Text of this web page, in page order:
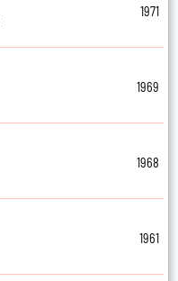
1971
1969
1968
1961